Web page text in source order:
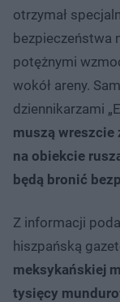
otrzymał
bezpieczeństwa
potężnymi
wokół areny.
dziennikarzami
muszą wreszcie
na obiekcie
będą bronić
Z informacji
hiszpańską
meksykańskiej
tysięcy